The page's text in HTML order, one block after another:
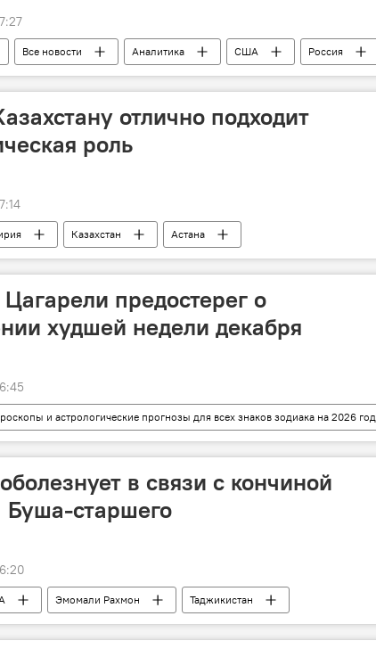
Все новости Аналитика США Россия
отлично подходит
роль
Казахстан Астана
предостерег о
худшей недели декабря
и астрологические прогнозы для всех знаков зодиака на 2026 год
в связи с кончиной
старшего
Эмомали Рахмон Таджикистан